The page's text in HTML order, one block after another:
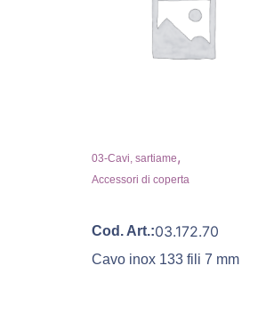
03-Cavi, sartiame,
Accessori di coperta
Cod. Art.:03.172.70
Cavo inox 133 fili 7 mm